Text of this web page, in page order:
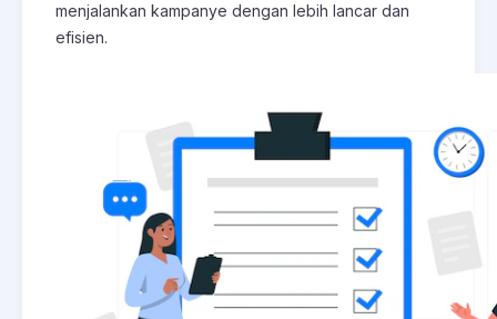
menjalankan kampanye dengan lebih lancar dan
efisien.